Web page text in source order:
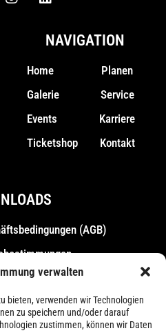
verwalten
bieten, verwenden wir Technologien
zu speichern und/oder darauf
zustimmen, können wir Daten
NAVIGATION
Home
Galerie
Events
Ticketshop
Planen
Service
Karriere
Kontakt
(AGB)